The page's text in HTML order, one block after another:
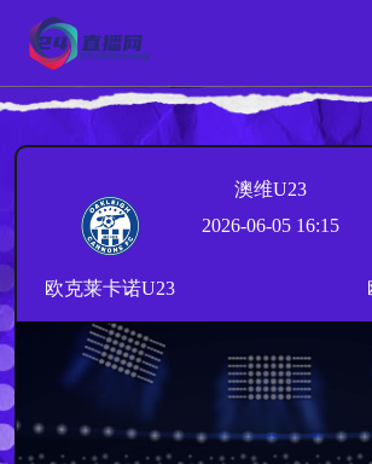
欧克莱卡诺U23
澳维U23
2026-06-05 16:15